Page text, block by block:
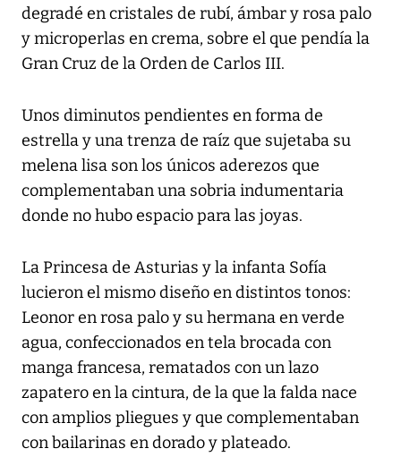
degradé en cristales de rubí, ámbar y rosa palo
y microperlas en crema, sobre el que pendía la
Gran Cruz de la Orden de Carlos III.
Unos diminutos pendientes en forma de
estrella y una trenza de raíz que sujetaba su
melena lisa son los únicos aderezos que
complementaban una sobria indumentaria
donde no hubo espacio para las joyas.
La Princesa de Asturias y la infanta Sofía
lucieron el mismo diseño en distintos tonos:
Leonor en rosa palo y su hermana en verde
agua, confeccionados en tela brocada con
manga francesa, rematados con un lazo
zapatero en la cintura, de la que la falda nace
con amplios pliegues y que complementaban
con bailarinas en dorado y plateado.